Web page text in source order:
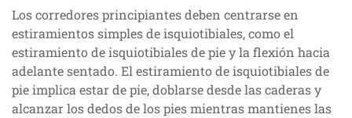
Los corredores principiantes deben centrarse en
estiramientos simples de isquiotibiales, como el
estiramiento de isquiotibiales de pie y la flexión hacia
adelante sentado. El estiramiento de isquiotibiales de
pie implica estar de pie, doblarse desde las caderas y
alcanzar los dedos de los pies mientras mantienes las